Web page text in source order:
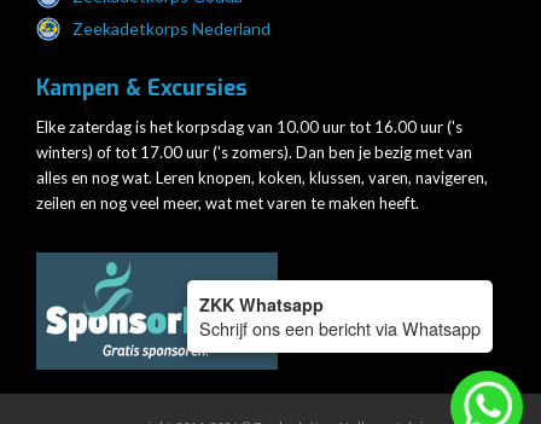
ZKK Whatsapp
Schrijf ons een bericht via Whatsapp
Zeekadetkorps Nederland
Kampen & Excursies
Elke zaterdag is het korpsdag van 10.00 uur tot 16.00 uur ('s
winters) of tot 17.00 uur ('s zomers). Dan ben je bezig met van
alles en nog wat. Leren knopen, koken, klussen, varen, navigeren,
zeilen en nog veel meer, wat met varen te maken heeft.